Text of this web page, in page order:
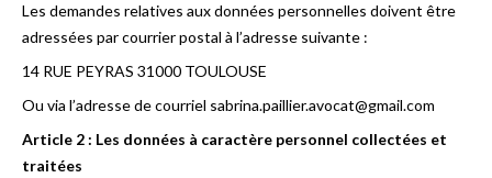
Les demandes relatives aux données personnelles doivent être
adressées par courrier postal à l’adresse suivante :
14 RUE PEYRAS 31000 TOULOUSE
Ou via l’adresse de courriel sabrina.paillier.avocat@gmail.com
Article 2 : Les données à caractère personnel collectées et
traitées